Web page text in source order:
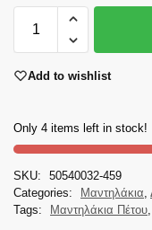
Add to wishlist
Only 4 items left in stock!
SKU:
50540032-459
Categories:
Μαντηλάκια,
Tags:
Μαντηλάκια Πέτου,